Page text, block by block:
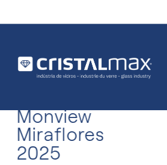
Monview
Miraflores
2025